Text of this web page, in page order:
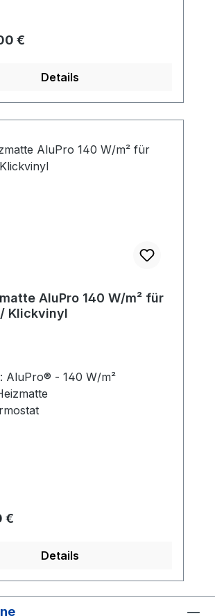
€
Details
AluPro 140 W/m² für
Klickvinyl
Heizmatte: AluPro® - 140 W/m²
€
Details